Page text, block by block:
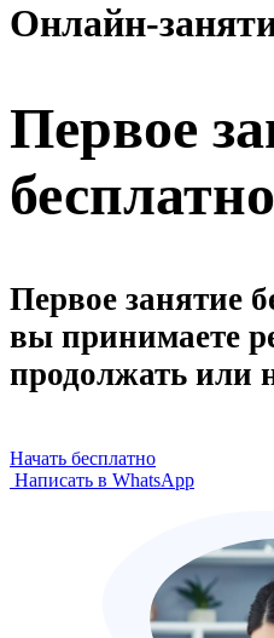
Онлайн-
Первое
бесплатно
Первое занятие
вы принимаете
продолжать или
Начать бесплатно
Написать в WhatsApp